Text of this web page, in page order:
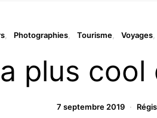
Photographies Tourisme Voyages
plus
7 septembre 2019 Régis